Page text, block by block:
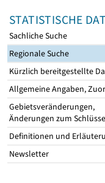
STATISTISCHE
Sachliche Suche
Regionale Suche
Kürzlich bereitgestellte
Allgemeine Angaben,
Gebietsveränderungen,
Änderungen zum
Definitionen und
Newsletter